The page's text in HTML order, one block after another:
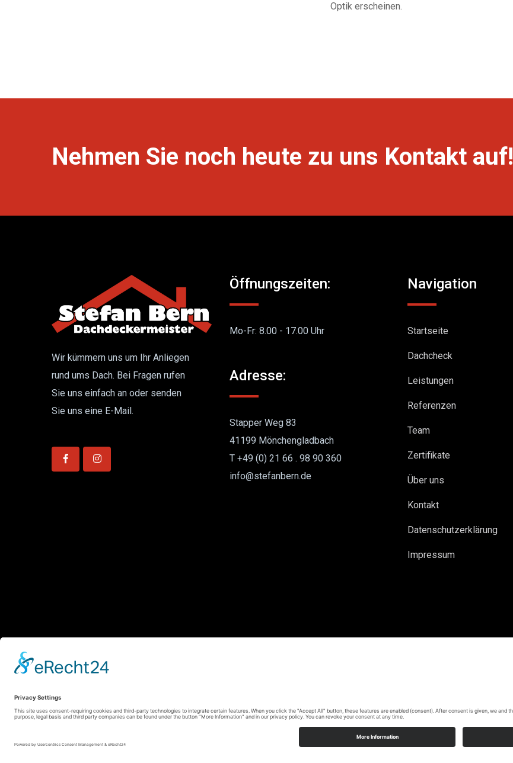
Optik erscheinen.
Nehmen Sie noch heute zu uns Kontakt auf!
Wir kümmern uns um Ihr Anliegen
rund ums Dach. Bei Fragen rufen
Sie uns einfach an oder senden
Sie uns eine E-Mail.
Öffnungszeiten:
Mo-Fr: 8.00 - 17.00 Uhr
Adresse:
Stapper Weg 83
41199 Mönchengladbach
T +49 (0) 21 66 . 98 90 360
info@stefanbern.de
Navigation
Startseite
Dachcheck
Leistungen
Referenzen
Team
Zertifikate
Über uns
Kontakt
Datenschutzerklärung
Impressum
Made with ♥ byCode Balance GmbH